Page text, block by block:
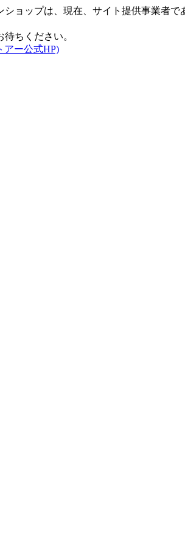
ショップは、現在、サイト提供事業者
ちください。
アー公式HP)